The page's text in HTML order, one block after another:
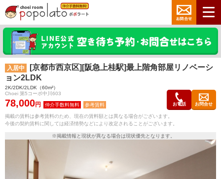
入居中
[京都市西京区][阪急上桂駅]最上階角部屋リノベーシ
ョン2LDK
2K/2DK/2LDK（60m²）
Choei 第5コーポ中川603
78,000円 参考賃料 お電話 お問合せ
掲載の賃料は参考賃料のため、現在の賃料額とは異なる場合がございます。
今後の契約賃料に関しては経済情勢などにより改定されることがございます。
※掲載情報と現状が異なる場合は現状優先となります。